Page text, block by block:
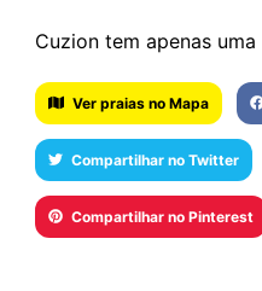
Cuzion tem apenas
Ver praias no Mapa
Compartilhar no Twitter
Compartilhar no Pinterest